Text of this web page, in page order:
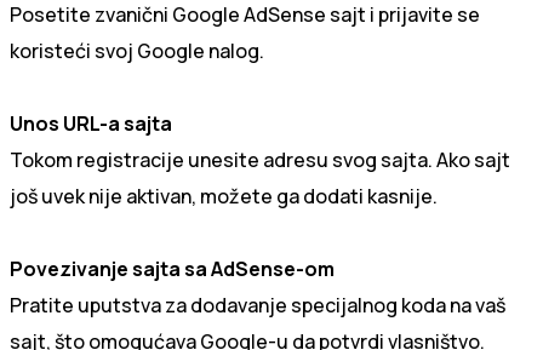
Posetite zvanični Google AdSense sajt i prijavite se
koristeći svoj Google nalog.
Unos URL-a sajta
Tokom registracije unesite adresu svog sajta. Ako sajt
još uvek nije aktivan, možete ga dodati kasnije.
Povezivanje sajta sa AdSense-om
Pratite uputstva za dodavanje specijalnog koda na vaš
sajt, što omogućava Google-u da potvrdi vlasništvo.